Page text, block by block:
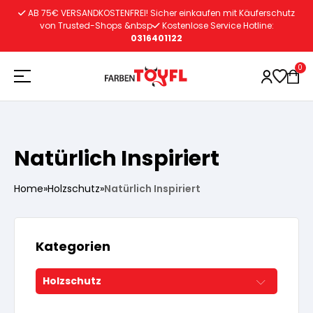
Vorbereitung
Lösemittelhältige Grundierung
Lacke
Wasserlösliche Grundierung
Vorbereitung
Innenfarben
AB 75€ VERSANDKOSTENFREI! Sicher einkaufen mit Käuferschutz
von Trusted-Shops &nbsp
Kostenlose Service Hotline:
0316401122
0
Natürlich Inspiriert
Home»Holzschutz»Natürlich Inspiriert
Kategorien
Holzschutz